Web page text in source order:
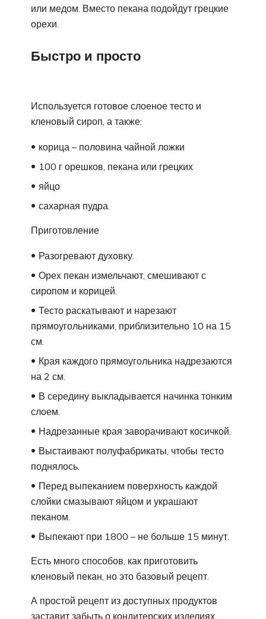
или медом. Вместо пекана подойдут грецкие
орехи.
Быстро и просто
Используется готовое слоеное тесто и
кленовый сироп, а также:
корица – половина чайной ложки
100 г орешков, пекана или грецких
яйцо
сахарная пудра.
Приготовление
Разогревают духовку.
Орех пекан измельчают, смешивают с
сиропом и корицей.
Тесто раскатывают и нарезают
прямоугольниками, приблизительно 10 на 15
см.
Края каждого прямоугольника надрезаются
на 2 см.
В середину выкладывается начинка тонким
слоем.
Надрезанные края заворачивают косичкой.
Выстаивают полуфабрикаты, чтобы тесто
поднялось.
Перед выпеканием поверхность каждой
слойки смазывают яйцом и украшают
пеканом.
Выпекают при 1800 – не больше 15 минут.
Есть много способов, как приготовить
кленовый пекан, но это базовый рецепт.
А простой рецепт из доступных продуктов
заставит забыть о кондитерских изделиях.